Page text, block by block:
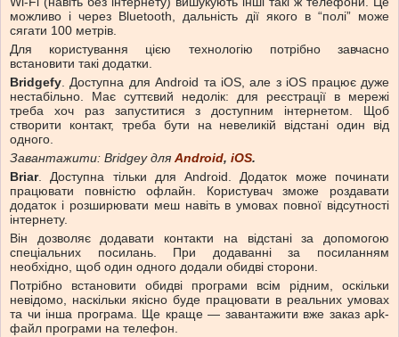
можливо і через Bluetooth, дальність дії якого в “полі” може
сягати 100 метрів.
Для користування цією технологію потрібно завчасно
встановити такі додатки.
Bridgefy . Доступна для Android та iOS, але з iOS працює дуже
нестабільно. Має суттєвий недолік: для реєстрації в мережі
треба хоч раз запуститися з доступним інтернетом. Щоб
створити контакт, треба бути на невеликій відстані один від
одного.
Завантажити: Bridgey для Android, iOS.
Briar. Доступна тільки для Android. Додаток може починати
працювати повністю офлайн. Користувач зможе роздавати
додаток і розширювати меш навіть в умовах повної відсутності
інтернету.
Він дозволяє додавати контакти на відстані за допомогою
спеціальних посилань. При додаванні за посиланням
необхідно, щоб один одного додали обидві сторони.
Потрібно встановити обидві програми всім рідним, оскільки
невідомо, наскільки якісно буде працювати в реальних умовах
та чи інша програма. Ще краще — завантажити вже заказ apk-
файл програми на телефон.